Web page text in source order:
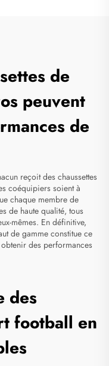
de
peuvent
de
reçoit des chaussettes
coéquipiers soient à
chaque membre de
de haute qualité, tous
mêmes. En définitive,
de gamme constitue ce
des performances
des
football en